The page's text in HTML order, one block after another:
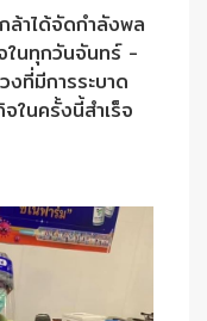
ล้าได้จัดกำลังพล
ในทุกวันจันทร์ -
ที่มีการระบาด
ในครั้งนี้สำเร็จ